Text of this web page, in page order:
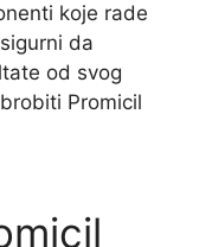
koje rade
da
od svog
Promicil